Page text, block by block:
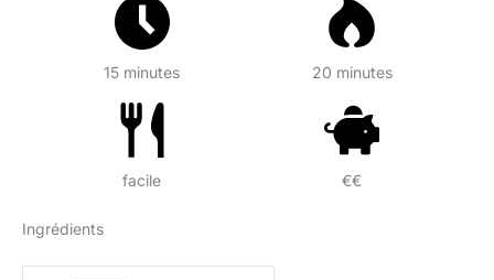
15 minutes 20 minutes
facile €€
Ingrédients